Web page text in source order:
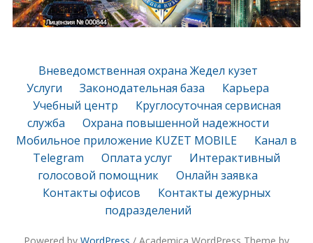
Вневедомственная охрана Жедел кузет
Услуги
Законодательная база
Карьера
Учебный центр
Круглосуточная сервисная
служба
Охрана повышенной надежности
Мобильное приложение KUZET MOBILE
Канал в
Telegram
Оплата услуг
Интерактивный
голосовой помощник
Онлайн заявка
Контакты офисов
Контакты дежурных
подразделений
Powered by WordPress / Academica WordPress Theme by